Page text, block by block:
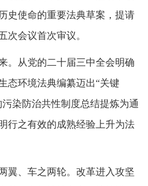
史使命的重要法典草案，提请
次会议首次审议。
。从党的二十届三中全会明确
态环境法典编纂迈出“关键
染防治共性制度总结提炼为通
行之有效的成熟经验上升为法
翼、车之两轮。改革进入攻坚